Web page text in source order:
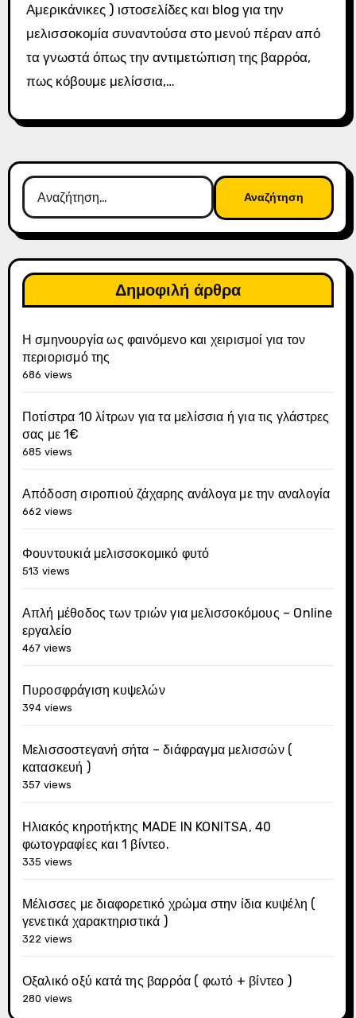
Αμερικάνικες ) ιστοσελίδες και blog για την
μελισσοκομία συναντούσα στο μενού πέραν από
τα γνωστά όπως την αντιμετώπιση της βαρρόα,
πως κόβουμε μελίσσια,…
Αναζήτηση
για:
Δημοφιλή άρθρα
Η σμηνουργία ως φαινόμενο και χειρισμοί για τον
περιορισμό της
686 views
Ποτίστρα 10 λίτρων για τα μελίσσια ή για τις γλάστρες
σας με 1€
685 views
Απόδοση σιροπιού ζάχαρης ανάλογα με την αναλογία
662 views
Φουντουκιά μελισσοκομικό φυτό
513 views
Απλή μέθοδος των τριών για μελισσοκόμους – Online
εργαλείο
467 views
Πυροσφράγιση κυψελών
394 views
Μελισσοστεγανή σήτα – διάφραγμα μελισσών (
κατασκευή )
357 views
Ηλιακός κηροτήκτης MADE IN KONITSA, 40
φωτογραφίες και 1 βίντεο.
335 views
Μέλισσες με διαφορετικό χρώμα στην ίδια κυψέλη (
γενετικά χαρακτηριστικά )
322 views
Οξαλικό οξύ κατά της βαρρόα ( φωτό + βίντεο )
280 views